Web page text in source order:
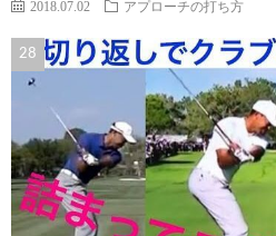
2018.07.02 アプローチの打ち方